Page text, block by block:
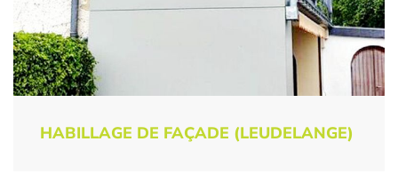
HABILLAGE DE FAÇADE (LEUDELANGE)